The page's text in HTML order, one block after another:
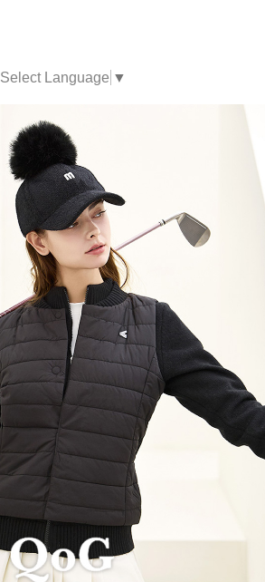
Select Language ▼